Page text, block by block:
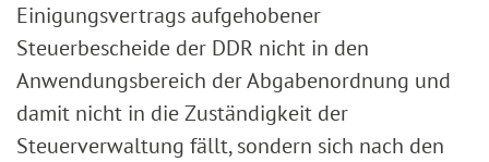
Einigungsvertrags aufgehobener
Steuerbescheide der DDR nicht in den
Anwendungsbereich der Abgabenordnung und
damit nicht in die Zuständigkeit der
Steuerverwaltung fällt, sondern sich nach den